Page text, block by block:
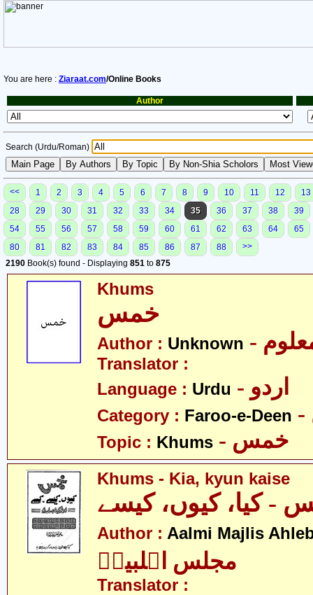
You are here : Ziaraat.com/Online Books
Author
Search (Urdu/Roman)
<< 1 2 3 4 5 6 7 8 9 10 11 12
13
28
29 30 31 32 33 34 35 36 37 38
39
54
55 56 57 58 59 60 61 62 63 64
65
80
81 82 83 84 85 86 87 88
>>
2190 Book(s) found - Displaying 851 to 875
Khums
خمس
Author : Unknown
Translator :
Language : Urdu - اردو
Category : Faroo-e-Deen
Topic : Khums - خمس
Khums - Kia, kyun kaise
- کیا، کیوں، کیسے
Author : Aalmi Majlis
مجلس اہلبیتؑ
Translator :